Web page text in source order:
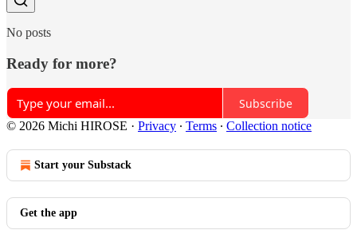
No posts
Ready for more?
Subscribe
© 2026 Michi HIROSE · Privacy ∙ Terms ∙ Collection notice
Start your Substack
Get the app